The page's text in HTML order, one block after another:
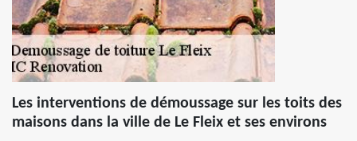
Les interventions de démoussage sur les toits des
maisons dans la ville de Le Fleix et ses environs